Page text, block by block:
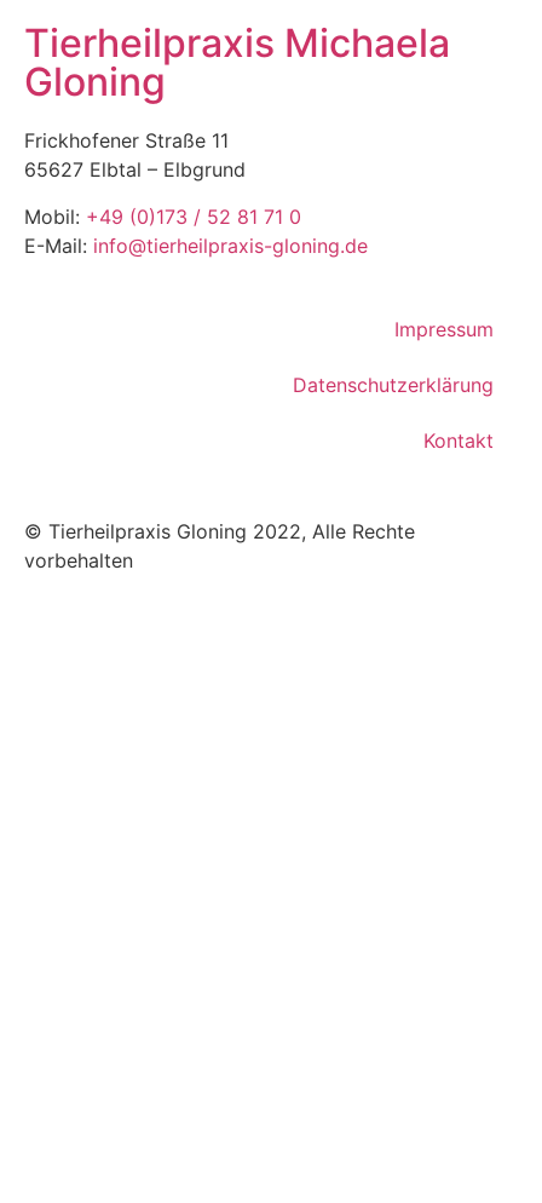
Tierheilpraxis Michaela
Gloning
Frickhofener Straße 11
65627 Elbtal – Elbgrund
Mobil: +49 (0)173 / 52 81 71 0
E-Mail: info@tierheilpraxis-gloning.de
Impressum
Datenschutzerklärung
Kontakt
© Tierheilpraxis Gloning 2022, Alle Rechte
vorbehalten